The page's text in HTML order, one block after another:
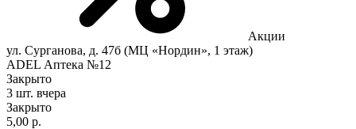
Акции
ул. Сурганова, д. 47б (МЦ «Нордин», 1 этаж)
ADEL Аптека №12
Закрыто
3 шт. вчера
Закрыто
5,00 р.